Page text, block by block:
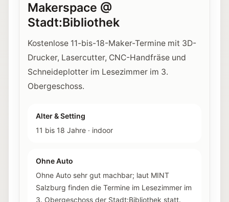
Makerspace @
Stadt:Bibliothek
Kostenlose 11-bis-18-Maker-Termine mit 3D-
Drucker, Lasercutter, CNC-Handfräse und
Schneideplotter im Lesezimmer im 3.
Obergeschoss.
Alter & Setting
11 bis 18 Jahre · indoor
Ohne Auto
Ohne Auto sehr gut machbar; laut MINT
Salzburg finden die Termine im Lesezimmer im
3. Obergeschoss der Stadt:Bibliothek statt.